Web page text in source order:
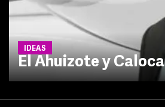
IDEAS
El Ahuizote y Caloca